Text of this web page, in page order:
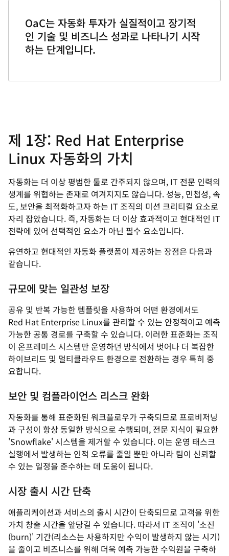
OaC는 자동화 투자가 실질적이고 장기적
인 기술 및 비즈니스 성과로 나타나기 시작
하는 단계입니다.
제 1장: Red Hat Enterprise
Linux 자동화의 가치
자동화는 더 이상 평범한 툴로 간주되지 않으며, IT 전문 인력의
생계를 위협하는 존재로 여겨지지도 않습니다. 성능, 민첩성, 속
도, 보안을 최적화하고자 하는 IT 조직의 미션 크리티컬 요소로
자리 잡았습니다. 즉, 자동화는 더 이상 효과적이고 현대적인 IT
전략에 있어 선택적인 요소가 아닌 필수 요소입니다.
유연하고 현대적인 자동화 플랫폼이 제공하는 장점은 다음과
같습니다.
규모에 맞는 일관성 보장
공유 및 반복 가능한 템플릿을 사용하여 어떤 환경에서도
Red Hat Enterprise Linux를 관리할 수 있는 안정적이고 예측
가능한 공통 경로를 구축할 수 있습니다. 이러한 표준화는 조직
이 온프레미스 시스템만 운영하던 방식에서 벗어나 더 복잡한
하이브리드 및 멀티클라우드 환경으로 전환하는 경우 특히 중
요합니다.
보안 및 컴플라이언스 리스크 완화
자동화를 통해 표준화된 워크플로우가 구축되므로 프로비저닝
과 구성이 항상 동일한 방식으로 수행되며, 전문 지식이 필요한
'Snowflake' 시스템을 제거할 수 있습니다. 이는 운영 태스크
실행에서 발생하는 인적 오류를 줄일 뿐만 아니라 팀이 신뢰할
수 있는 일정을 준수하는 데 도움이 됩니다.
시장 출시 시간 단축
애플리케이션과 서비스의 출시 시간이 단축되므로 고객을 위한
가치 창출 시간을 앞당길 수 있습니다. 따라서 IT 조직이 '소진
(burn)' 기간(리소스는 사용하지만 수익이 발생하지 않는 시기)
을 줄이고 비즈니스를 위해 더욱 예측 가능한 수익원을 구축하